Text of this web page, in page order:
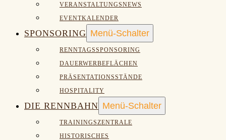
VERANSTALTUNGSNEWS
EVENTKALENDER
SPONSORING Menü-Schalter
RENNTAGSSPONSORING
DAUERWERBEFLÄCHEN
PRÄSENTATIONSSTÄNDE
HOSPITALITY
DIE RENNBAHN Menü-Schalter
TRAININGSZENTRALE
HISTORISCHES